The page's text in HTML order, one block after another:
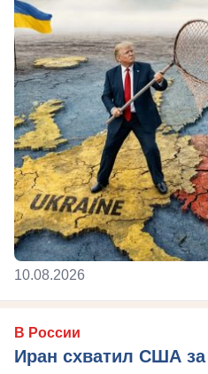
10.08.2026
В России
Иран схватил США за